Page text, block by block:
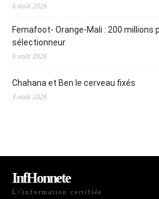
6 août 2026
Femafoot- Orange-Mali : 200 millions
sélectionneur
6 août 2026
Chahana et Ben le cerveau fixés
3 août 2026
InfHonnete
L\'information certifiée